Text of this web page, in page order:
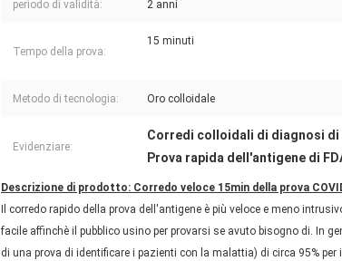
periodo di validità: 2 anni
Tempo della prova:
15 minuti
Metodo di tecnologia: Oro colloidale
Evidenziare:
Corredi colloidali di diagnosi di
Prova rapida dell'antigene di
Descrizione di prodotto: Corredo veloce 15min della prova
Il corredo rapido della prova dell'antigene è più veloce e meno
facile affinchè il pubblico usino per provarsi se avuto bisogno di. In
di una prova di identificare i pazienti con la malattia) di circa 95%